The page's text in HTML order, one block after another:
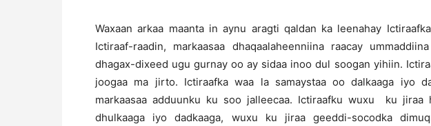
Waxaan arkaa maanta in aynu aragti qaldan ka leenahay
Ictiraaf-raadin, markaasaa dhaqaalaheenniina raacay
dhagax-dixeed ugu gurnay oo ay sidaa inoo dul soogan yihiin.
joogaa ma jirto. Ictiraafka waa la samaystaa oo dalkaaga iyo
markaasaa adduunku ku soo jalleecaa. Ictiraafku wuxu ku jiraa
dhulkaaga iyo dadkaaga, wuxu ku jiraa geeddi-socodka